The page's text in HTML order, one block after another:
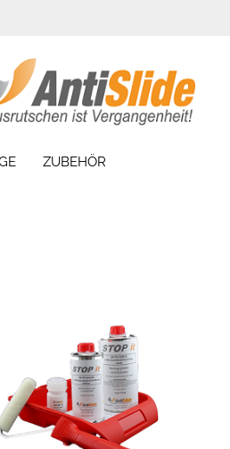
Lieferland
E-Mail
ZUBEHÖR